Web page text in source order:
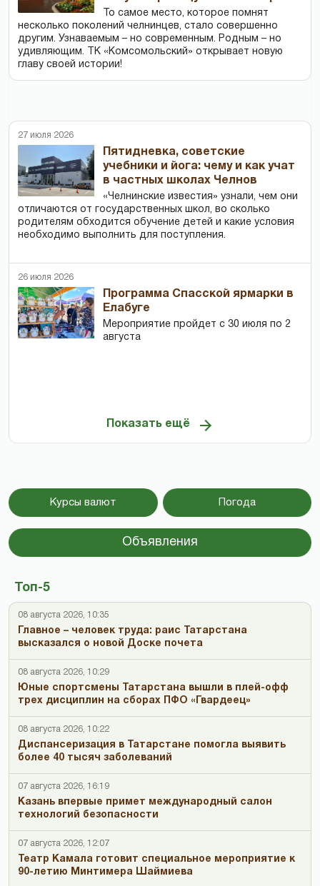
То самое место, которое помнят
несколько поколений челнинцев, стало совершенно
другим. Узнаваемым – но современным. Родным – но
удивляющим. ТК «Комсомольский» открывает новую
главу своей истории!
27 июля 2026
Пятидневка, советские
учебники и йога: чему и как учат
в частных школах Челнов
«Челнинские известия» узнали, чем они
отличаются от государственных школ, во сколько
родителям обходится обучение детей и какие условия
необходимо выполнить для поступления.
26 июля 2026
Программа Спасской ярмарки в
Елабуге
Мероприятие пройдет с 30 июля по 2
августа
Показать ещё
Курсы валют Погода
Объявления
Топ-5
08 августа 2026, 10:35
Главное – человек труда: раис Татарстана
высказался о новой Доске почета
08 августа 2026, 10:29
Юные спортсмены Татарстана вышли в плей-офф
трех дисциплин на сборах ПФО «Гвардеец»
08 августа 2026, 10:22
Диспансеризация в Татарстане помогла выявить
более 40 тысяч заболеваний
07 августа 2026, 16:19
Казань впервые примет международный салон
технологий безопасности
07 августа 2026, 12:07
Театр Камала готовит специальное мероприятие к
90-летию Минтимера Шаймиева